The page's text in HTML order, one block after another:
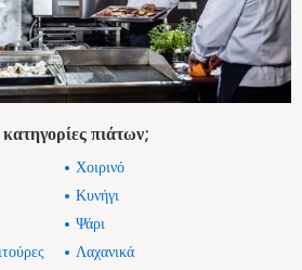
πιάτων;
Χοιρινό
Κυνήγι
Ψάρι
Λαχανικά